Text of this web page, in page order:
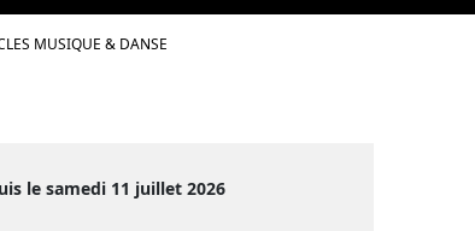
MUSIQUE & DANSE
le samedi 11 juillet 2026